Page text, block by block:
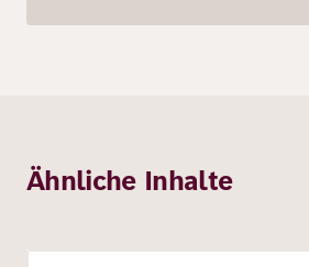
Ähnliche Inhalte